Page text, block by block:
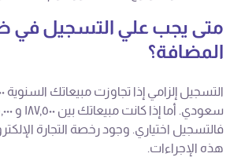
متى يجب علي التسجيل في
المضافة؟
فالتسجيل اختياري. وجود رخصة التجارة
هذه الإجراءات.